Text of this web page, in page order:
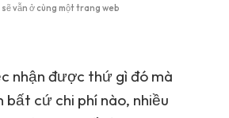
sẽ vẫn ở cùng một trang web
nhận được thứ gì đó mà
bất cứ chi phí nào, nhiều